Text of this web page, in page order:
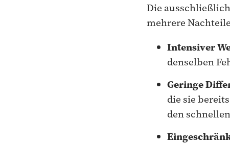
Die
mehrere
Intensiver
denselben
Geringe
die sie
den